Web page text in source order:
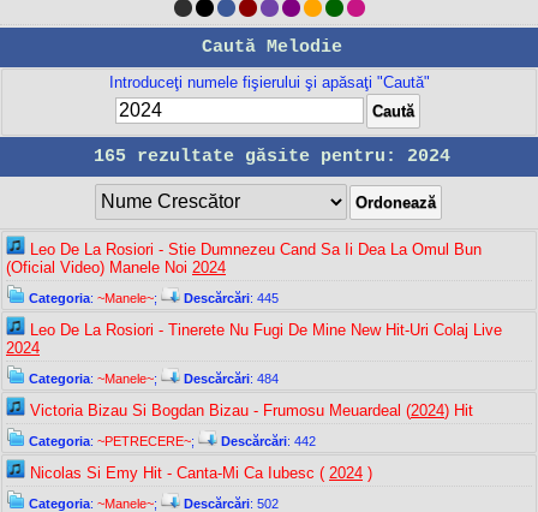
Caută Melodie
Introduceţi numele fişierului şi apăsaţi "Caută"
165 rezultate găsite pentru: 2024
Leo De La Rosiori - Stie Dumnezeu Cand Sa Ii Dea La Omul Bun
(Oficial Video) Manele Noi 2024
Categoria: ~Manele~; Descărcări: 445
Leo De La Rosiori - Tinerete Nu Fugi De Mine New Hit-Uri Colaj Live
2024
Categoria: ~Manele~; Descărcări: 484
Victoria Bizau Si Bogdan Bizau - Frumosu Meuardeal (2024) Hit
Categoria: ~PETRECERE~; Descărcări: 442
Nicolas Si Emy Hit - Canta-Mi Ca Iubesc ( 2024 )
Categoria: ~Manele~; Descărcări: 502